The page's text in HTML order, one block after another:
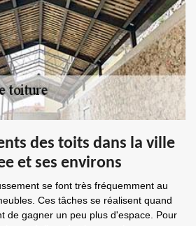
des toits dans la ville
et ses environs
se font très fréquemment au
Ces tâches se réalisent quand
de gagner un peu plus d'espace. Pour